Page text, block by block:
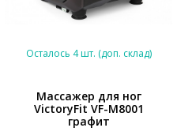
*}
Осталось 4 шт. (доп. склад)
Массажер для ног
VictoryFit VF-M8001
графит